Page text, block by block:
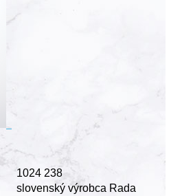
1024 238
slovenský výrobca Rada